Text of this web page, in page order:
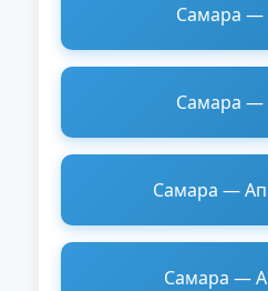
Самара —
Самара —
Самара —
Самара —